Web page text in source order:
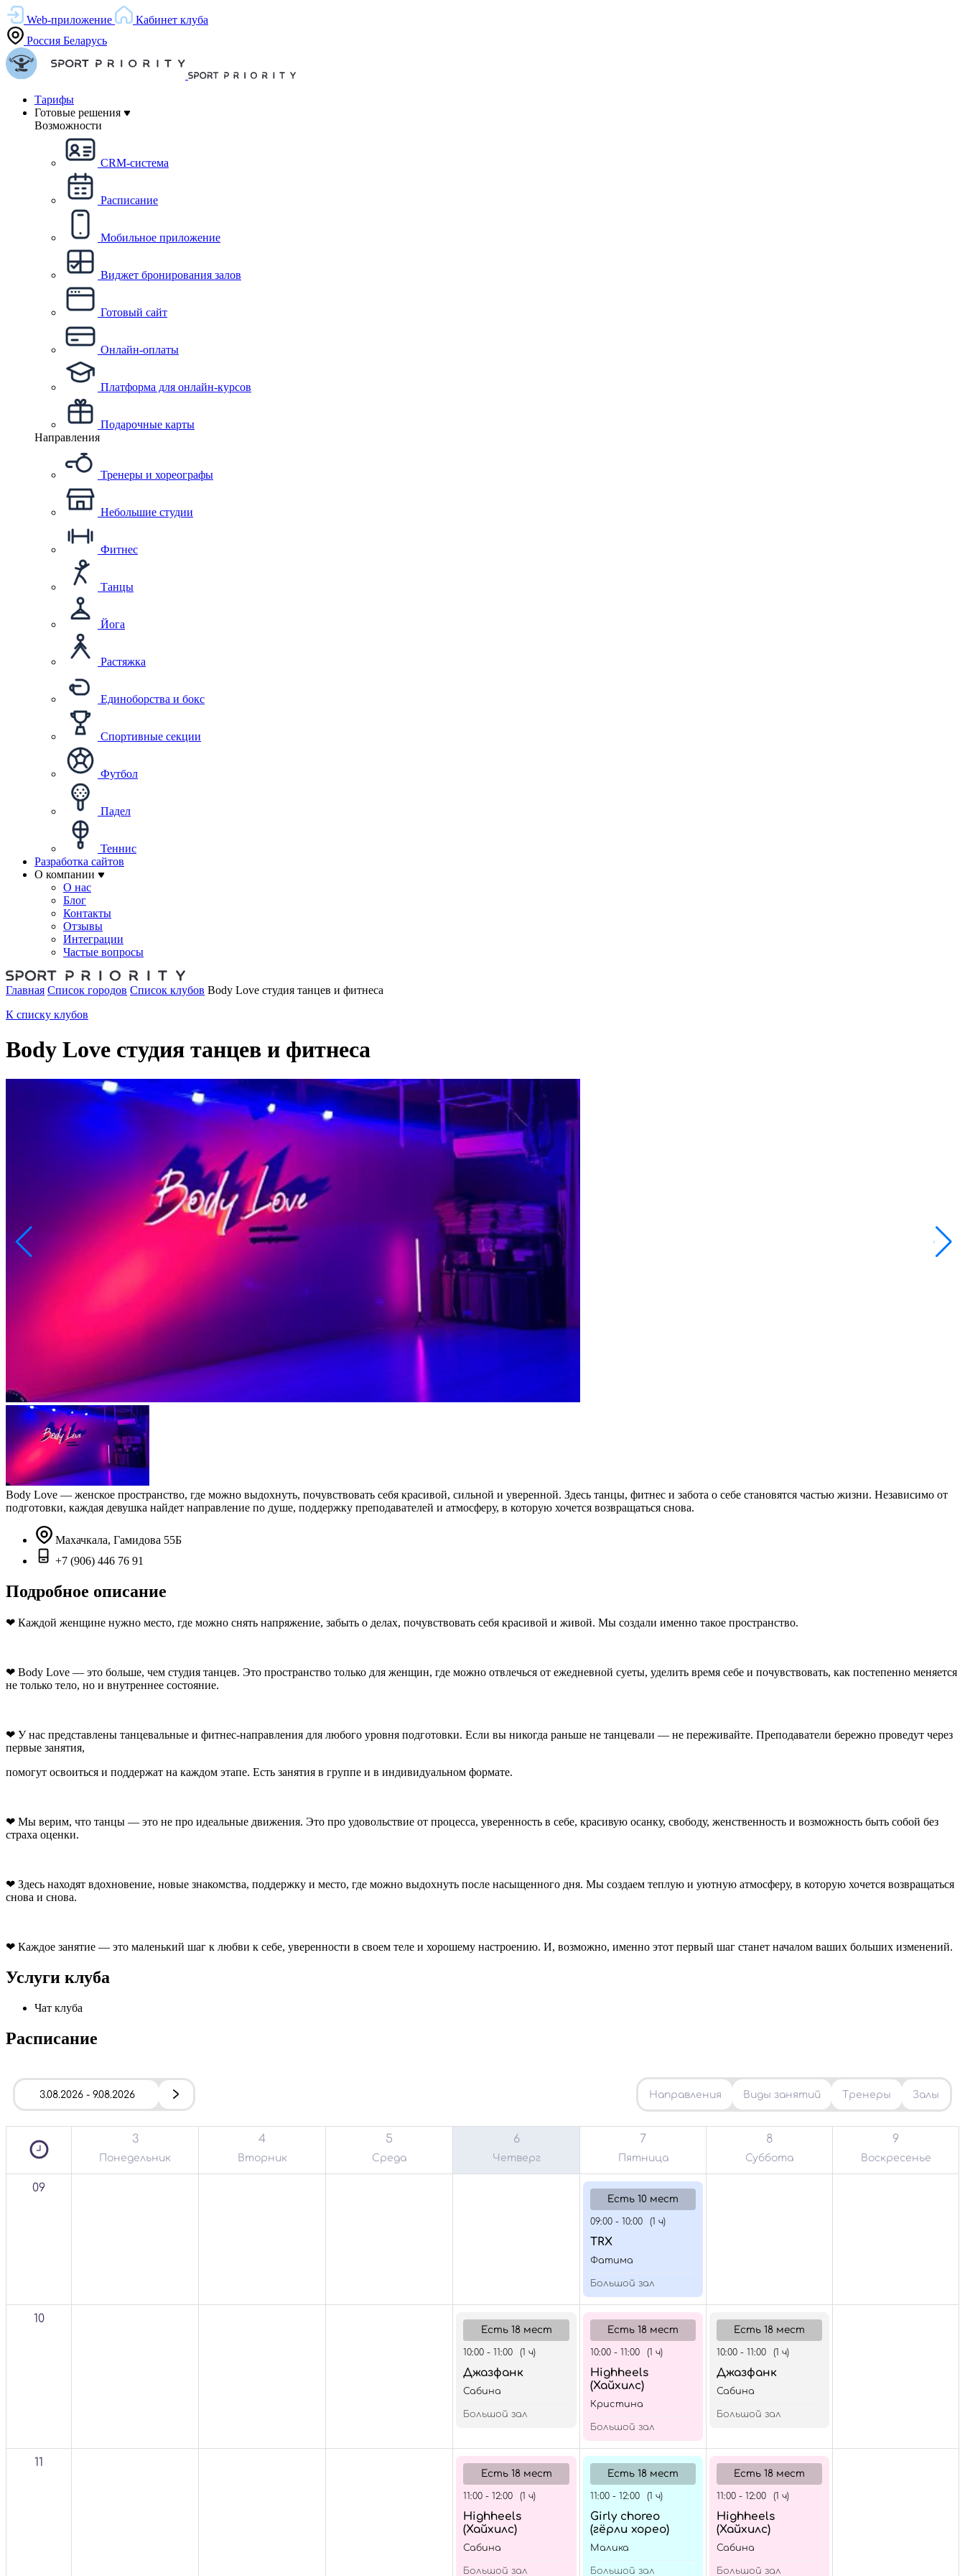
Web-приложение
Кабинет клуба
Россия Беларусь
Тарифы
Готовые решения
Возможности
CRM-система
Расписание
Мобильное приложение
Виджет бронирования залов
Готовый сайт
Онлайн-оплаты
Платформа для онлайн-курсов
Подарочные карты
Направления
Тренеры и хореографы
Небольшие студии
Фитнес
Танцы
Йога
Растяжка
Единоборства и бокс
Спортивные секции
Футбол
Падел
Теннис
Разработка сайтов
О компании
О нас
Блог
Контакты
Отзывы
Интеграции
Частые вопросы
Главная Список городов Список клубов Body Love студия танцев и фитнеса
К списку клубов
Body Love студия танцев и фитнеса
Body Love — женское пространство, где можно выдохнуть, почувствовать себя красивой, сильной и уверенной. Здесь танцы, фитнес и забота о себе становятся частью жизни. Независимо от
подготовки, каждая девушка найдет направление по душе, поддержку преподавателей и атмосферу, в которую хочется возвращаться снова.
Махачкала, Гамидова 55Б
+7 (906) 446 76 91
Подробное описание
❤ Каждой женщине нужно место, где можно снять напряжение, забыть о делах, почувствовать себя красивой и живой. Мы создали именно такое пространство.
❤ Body Love — это больше, чем студия танцев. Это пространство только для женщин, где можно отвлечься от ежедневной суеты, уделить время себе и почувствовать, как постепенно меняется
не только тело, но и внутреннее состояние.
❤ У нас представлены танцевальные и фитнес-направления для любого уровня подготовки. Если вы никогда раньше не танцевали — не переживайте. Преподаватели бережно проведут через
первые занятия,
помогут освоиться и поддержат на каждом этапе. Есть занятия в группе и в индивидуальном формате.
❤ Мы верим, что танцы — это не про идеальные движения. Это про удовольствие от процесса, уверенность в себе, красивую осанку, свободу, женственность и возможность быть собой без
страха оценки.
❤ Здесь находят вдохновение, новые знакомства, поддержку и место, где можно выдохнуть после насыщенного дня. Мы создаем теплую и уютную атмосферу, в которую хочется возвращаться
снова и снова.
❤ Каждое занятие — это маленький шаг к любви к себе, уверенности в своем теле и хорошему настроению. И, возможно, именно этот первый шаг станет началом ваших больших изменений.
Услуги клуба
Чат клуба
Расписание